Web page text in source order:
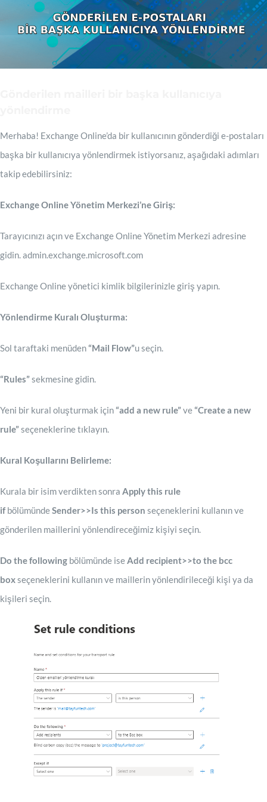
Merhaba! Exchange Online’da bir kullanıcının gönderdiği e-postaları
başka bir kullanıcıya yönlendirmek istiyorsanız, aşağıdaki adımları
takip edebilirsiniz:
Exchange Online Yönetim Merkezi’ne Giriş:
Tarayıcınızı açın ve Exchange Online Yönetim Merkezi adresine
gidin. admin.exchange.microsoft.com
Exchange Online yönetici kimlik bilgilerinizle giriş yapın.
Yönlendirme Kuralı Oluşturma:
Sol taraftaki menüden“Mail Flow”u seçin.
“Rules”sekmesine gidin.
Yeni bir kural oluşturmak için“add a new rule”ve“Create a new
rule”seçeneklerine tıklayın.
Kural Koşullarını Belirleme:
Kurala bir isim verdikten sonra Apply this rule
if bölümündeSender>>Is this person seçeneklerini kullanın ve
gönderilen maillerini yönlendireceğimiz kişiyi seçin.
Do the following bölümünde iseAdd recipient>>to the bcc
boxseçeneklerini kullanın ve maillerin yönlendirileceği kişi ya da
kişileri seçin.